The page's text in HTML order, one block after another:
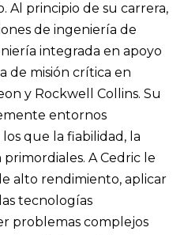
Al principio de su carrera,
de ingeniería de
integrada en apoyo
de misión crítica en
y Rockwell Collins. Su
entornos
que la fiabilidad, la
A Cedric le
alto rendimiento, aplicar
tecnologías
problemas complejos